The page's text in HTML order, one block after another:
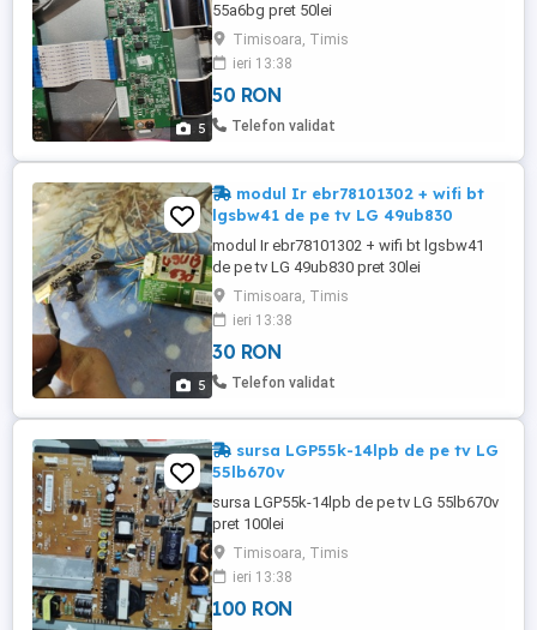
5
55a6bg pret 50lei
Timisoara, Timis
ieri 13:38
50 RON
Telefon validat
5
modul Ir ebr78101302 + wifi bt
lgsbw41 de pe tv LG 49ub830
modul Ir ebr78101302 + wifi bt lgsbw41
de pe tv LG 49ub830 pret 30lei
Timisoara, Timis
ieri 13:38
30 RON
Telefon validat
sursa LGP55k-14lpb de pe tv LG
55lb670v
sursa LGP55k-14lpb de pe tv LG 55lb670v
pret 100lei
Timisoara, Timis
ieri 13:38
100 RON